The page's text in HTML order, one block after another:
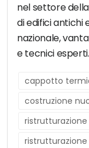
nel settore
di edifici antichi
nazionale,
e tecnici esperti.
cappotto
costruzione